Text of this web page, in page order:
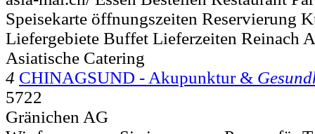
Speisekarte öffnungszeiten Reservierung
Liefergebiete Buffet Lieferzeiten Reinach
Asiatische Catering
4 CHINAGSUND - Akupunktur &
5722
Gränichen AG